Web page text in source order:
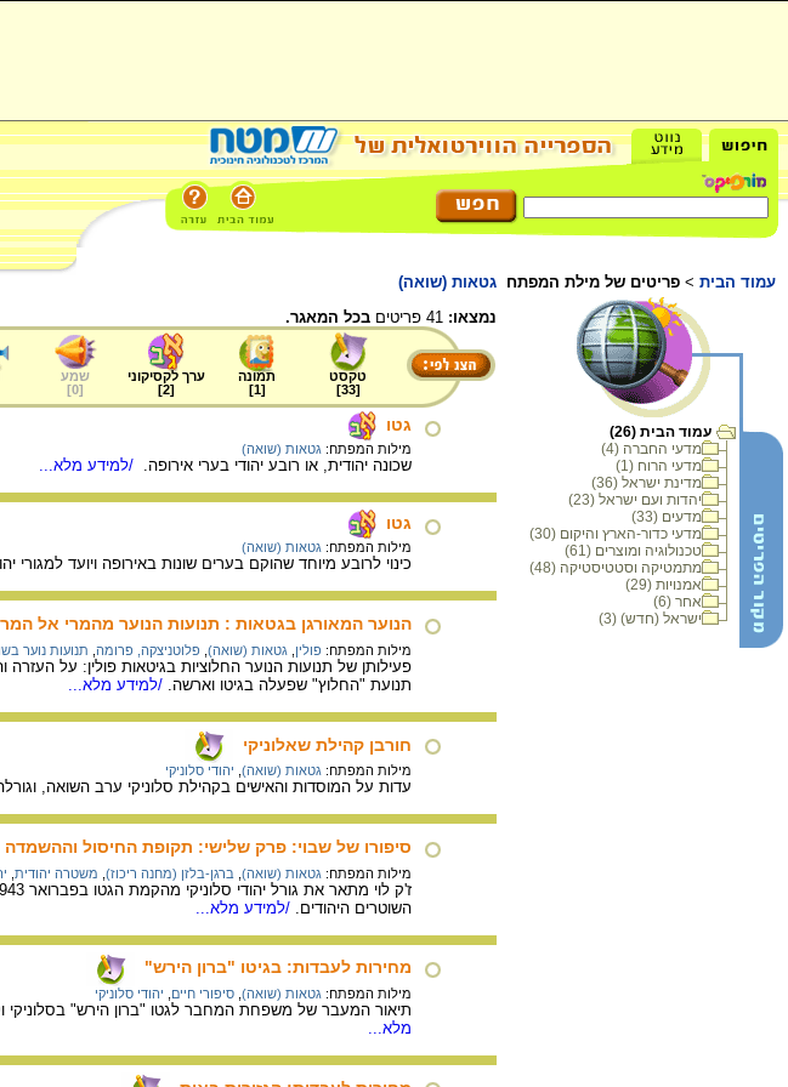
עמוד הבית > פריטים של מילת המפתח גטאות (שואה)
עמוד הבית (26)
מדעי החברה (4)
מדעי הרוח (1)
מדינת ישראל (36)
יהדות ועם ישראל (23)
מדעים (33)
מדעי כדור-הארץ והיקום (30)
טכנולוגיה ומוצרים (61)
מתמטיקה וסטטיסטיקה (48)
אמנויות (29)
אחר (6)
ישראל (חדש) (3)
נמצאו:
בכל המאגר.
טקסט
[
33
]
תמונה
[
1
]
ערך לקסיקוני
[
2
]
שמע
[
0
]
גטו
מילות המפתח: גטאות (שואה)
שכונה יהודית, או רובע יהודי בערי אירופה. /למידע מלא...
גטו
מילות המפתח: גטאות (שואה)
כינוי לרובע מיוחד שהוקם בערים שונות באירופה ויועד למגורי
הנוער המאורגן בגטאות : תנועות הנוער מהמרי אל
מילות המפתח: פולין גטאות (שואה) פלוטניצקה, פרומה תנועות נוער
פעילותן של תנועות הנוער החלוציות בגיטאות פולין: על
תנועת "החלוץ" שפעלה בגיטו וארשה. /למידע מלא...
חורבן קהילת שאלוניקי
מילות המפתח: גטאות (שואה) יהודי סלוניקי
עדות על המוסדות והאישים בקהילת סלוניקי ערב השואה,
סיפורו של שבוי: פרק שלישי: תקופת החיסול וההשמדה
מילות המפתח: גטאות (שואה) ברגן-בלזן (מחנה ריכוז) משטרה יהודית
השוטרים היהודים. /למידע מלא...
מחירות לעבדות: בגיטו "ברון הירש"
מילות המפתח: גטאות (שואה) סיפורי חיים יהודי סלוניקי
תיאור המעבר של משפחת המחבר לגטו "ברון הירש"
מלא...